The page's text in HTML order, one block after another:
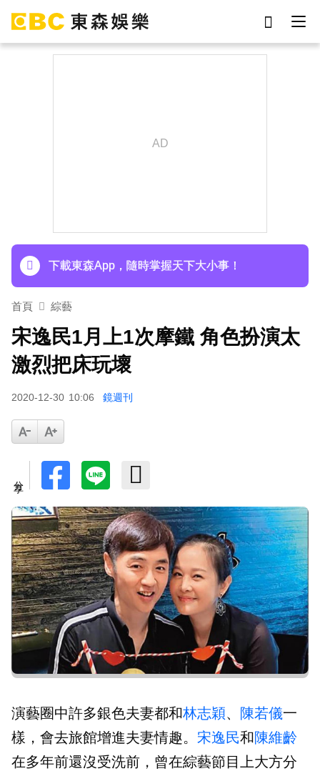
下載東森App，隨時掌握天下大小事！
首頁 綜藝
宋逸民1月上1次摩鐵 角色扮演太
激烈把床玩壞
2020-12-30 10:06 鏡週刊
演藝圈中許多銀色夫妻都和林志穎、 陳若儀一
樣，會去旅館增進夫妻情趣。 宋逸民和陳維齡
在多年前還沒受洗前，曾在綜藝節目上大方分